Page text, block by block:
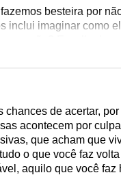
besteira por
inclui imaginar como
que não? Escolha
chances de acertar,
acontecem por
que acham que
o que você faz
aquilo que você